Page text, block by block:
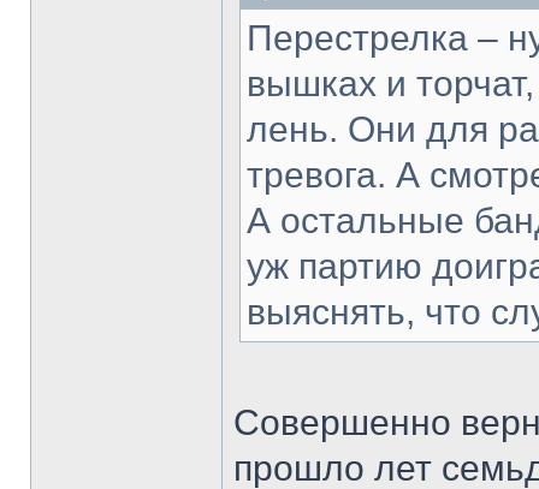
Перестрелка –
вышках и
лень. Они для
тревога. А
А остальные
уж партию
выяснять, что
Совершенно
прошло лет